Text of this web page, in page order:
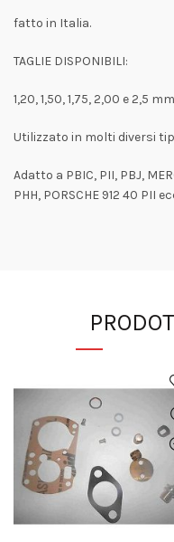
fatto in Italia.
TAGLIE DISPONIBILI:
1,20, 1,50, 1,75, 2,00 e 2,5
Utilizzato in molti diversi
Adatto a PBIC, PII, PBJ,
PHH, PORSCHE 912 40 PII